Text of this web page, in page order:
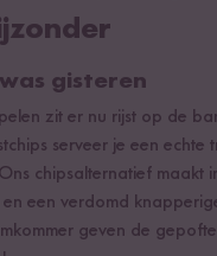
gisteren
zit er nu rijst op de
serveer je een echte
chipsalternatief maakt
een verdomd
geven de